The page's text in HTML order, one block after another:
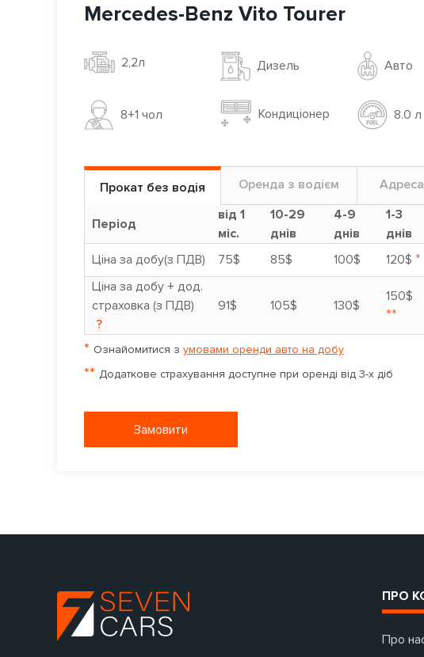
Mercedes-Benz Vito Tourer
2,2л Дизель Авто
8+1 чoл Кондиціонер 8.0
Прокат без водія Оренда з водієм
Період
від 1
міс.
10-29
днів
4-9
днів
1-3
днів
Ціна за добу(з ПДВ)
75$ 85$ 100$ 120$ *
Ціна за добу + дод.
страховка (з ПДВ)
?
91$ 105$ 130$
150$
**
* Ознайомитися з умовами оренди авто на добу
** Додаткове страхування доступне при оренді від 3-х діб
Замовити
ПРО
Про